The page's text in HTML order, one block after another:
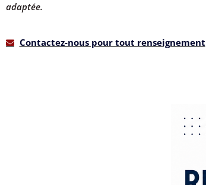
adaptée.
Contactez-nous pour tout renseignement